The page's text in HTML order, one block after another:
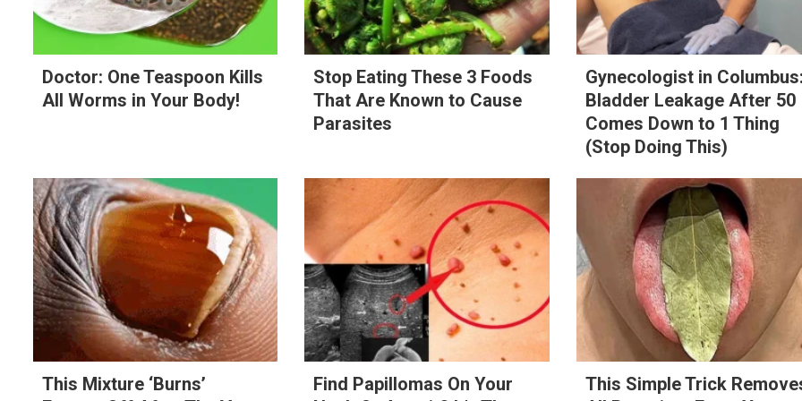
Doctor: One Teaspoon Kills
All Worms in Your Body!
Stop Eating These 3 Foods
That Are Known to Cause
Parasites
Gynecologist in
Bladder Leakage After 50
Comes Down to 1 Thing
(Stop Doing This)
This Mixture ‘Burns’
Find Papillomas On Your
This Simple Trick